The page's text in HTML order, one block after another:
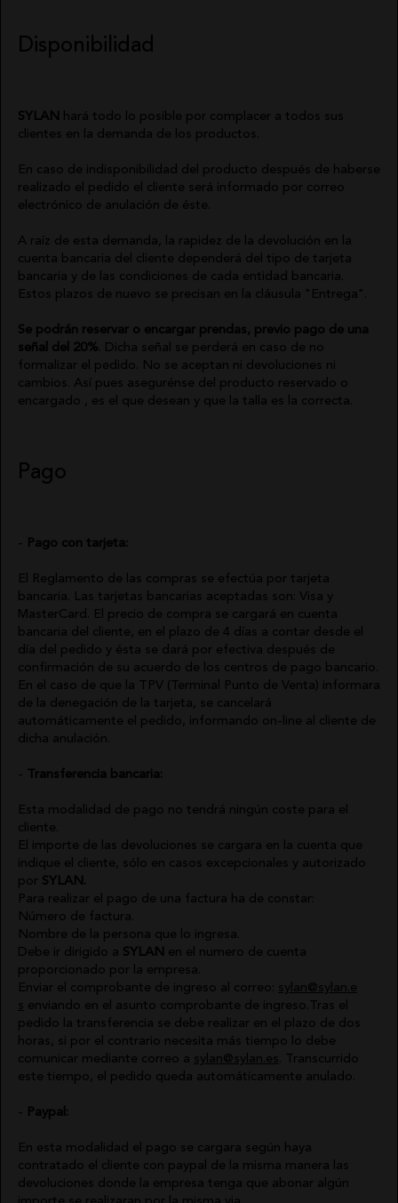
Disponibilidad
SYLAN hará todo lo posible por complacer a todos sus
clientes en la demanda de los productos.
En caso de indisponibilidad del producto después de haberse
realizado el pedido el cliente será informado por correo
electrónico de anulación de éste.
A raíz de esta demanda, la rapidez de la devolución en la
cuenta bancaria del cliente dependerá del tipo de tarjeta
bancaria y de las condiciones de cada entidad bancaria.
Estos plazos de nuevo se precisan en la cláusula "Entrega".
Se podrán reservar o encargar prendas, previo pago de una
señal del 20% . Dicha señal se perderá en caso de no
formalizar el pedido. No se aceptan ni devoluciones ni
cambios. Así pues asegurénse del producto reservado o
encargado , es el que desean y que la talla es la correcta.
Pago
Pago con tarjeta:
El Reglamento de las compras se efectúa por tarjeta
bancaria. Las tarjetas bancarias aceptadas son: Visa y
MasterCard. El precio de compra se cargará en cuenta
bancaria del cliente, en el plazo de 4 días a contar desde el
día del pedido y ésta se dará por efectiva después de
confirmación de su acuerdo de los centros de pago bancario.
En el caso de que la TPV (Terminal Punto de Venta) informara
de la denegación de la tarjeta, se cancelará
automáticamente el pedido, informando on-line al cliente de
dicha anulación.
Transferencia bancaria:
Esta modalidad de pago no tendrá ningún coste para el
cliente.
El importe de las devoluciones se cargara en la cuenta que
indique el cliente, sólo en casos excepcionales y autorizado
por SYLAN.
Para realizar el pago de una factura ha de constar:
Número de factura.
Nombre de la persona que lo ingresa.
Debe ir dirigido a SYLAN en el numero de cuenta
proporcionado por la empresa.
Enviar el comprobante de ingreso al correo:
sylan@sylan.e
s enviando en el asunto comprobante de ingreso.Tras el
pedido la transferencia se debe realizar en el plazo de dos
horas, si por el contrario necesita más tiempo lo debe
comunicar mediante correo a sylan@sylan.es
. Transcurrido
este tiempo, el pedido queda automáticamente anulado.
Paypal:
En esta modalidad el pago se cargara según haya
contratado el cliente con paypal de la misma manera las
devoluciones donde la empresa tenga que abonar algún
CHALECO
BOLSOS
FAJINES
PAÑUELOS
SOMBREROS
URBANCODE
ELISABETTA
FRANCHI
VAQUERO
GUTS